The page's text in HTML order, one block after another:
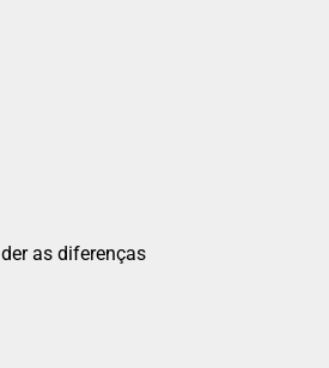
as diferenças